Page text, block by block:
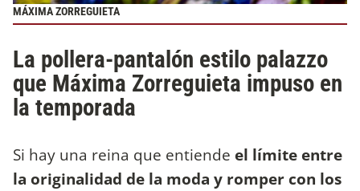
MÁXIMA ZORREGUIETA
La pollera-pantalón estilo palazzo
que Máxima Zorreguieta impuso en
la temporada
Si hay una reina que entiende el límite entre
la originalidad de la moda y romper con los